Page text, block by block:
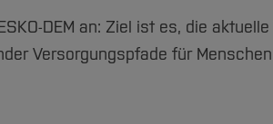
DEM an: Ziel ist es, die
Versorgungspfade für